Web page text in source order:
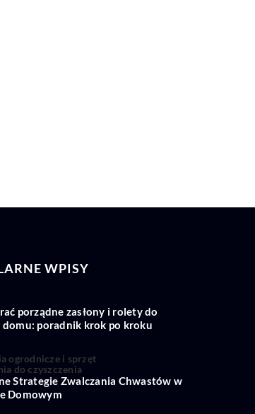
WPISY
porządne zasłony i rolety do
poradnik krok po kroku
ogrodnicze i sprzęt
do czyszczenia
Strategie Zwalczania Chwastów w
Domowym